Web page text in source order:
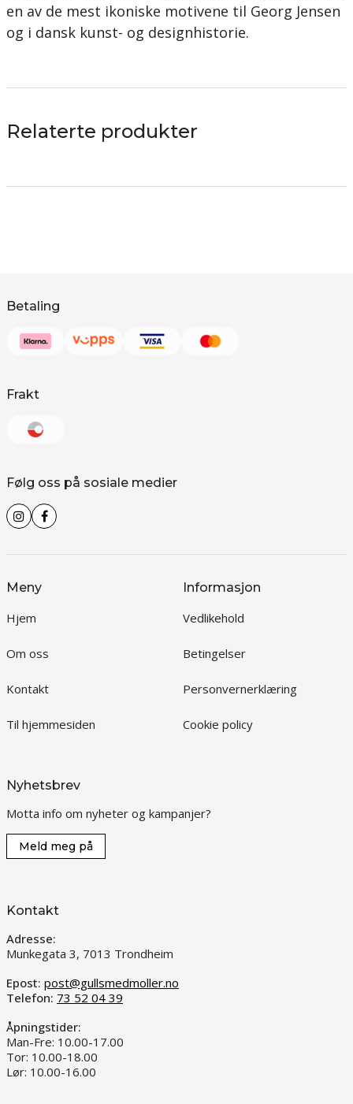
en av de mest ikoniske motivene til Georg Jensen
og i dansk kunst- og designhistorie.
Relaterte produkter
Betaling
Frakt
Følg oss på sosiale medier
Meny
Hjem
Om oss
Kontakt
Til hjemmesiden
Informasjon
Vedlikehold
Betingelser
Personvernerklæring
Cookie policy
Nyhetsbrev
Motta info om nyheter og kampanjer?
Meld meg på
Kontakt
Adresse:
Munkegata 3, 7013 Trondheim
Epost: post@gullsmedmoller.no
Telefon: 73 52 04 39
Åpningstider:
Man-Fre: 10.00-17.00
Tor: 10.00-18.00
Lør: 10.00-16.00